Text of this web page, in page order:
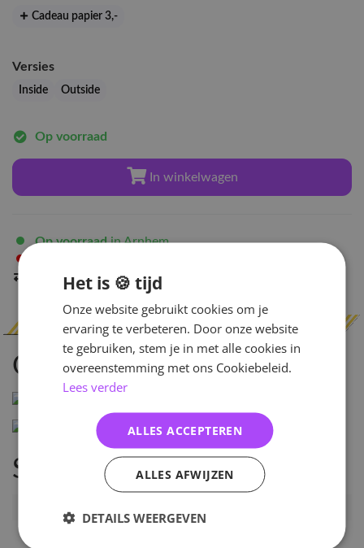
Cadeau papier 3,-
Versies
Inside Outside
Op voorraad
In winkelwagen
Op voorraadin Arnhem
Indien op voorraadbinnen 2 werkdagen
Omschrijving
Specificaties
Het is 🍪 tijd
Onze website gebruikt cookies om je
ervaring te verbeteren. Door onze website
te gebruiken, stem je in met alle cookies in
overeenstemming met ons Cookiebeleid.
Lees verder
ALLES ACCEPTEREN
ALLES AFWIJZEN
DETAILS WEERGEVEN